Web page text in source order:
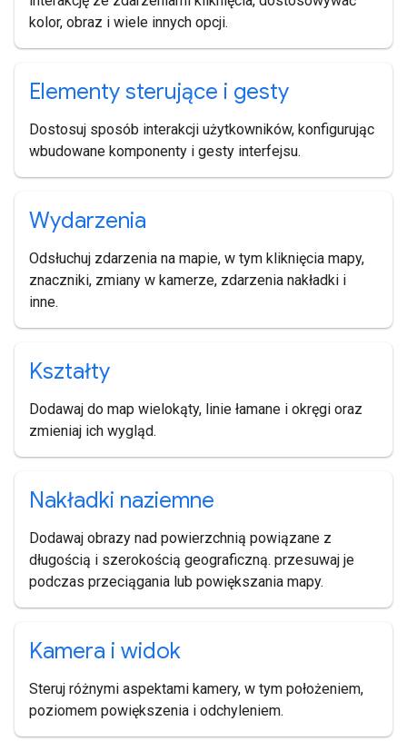
kolor, obraz i wiele innych opcji.
Elementy sterujące i gesty
Dostosuj sposób interakcji użytkowników, konfigurując
wbudowane komponenty i gesty interfejsu.
Wydarzenia
Odsłuchuj zdarzenia na mapie, w tym kliknięcia mapy,
znaczniki, zmiany w kamerze, zdarzenia nakładki i
inne.
Kształty
Dodawaj do map wielokąty, linie łamane i okręgi oraz
zmieniaj ich wygląd.
Nakładki naziemne
Dodawaj obrazy nad powierzchnią powiązane z
długością i szerokością geograficzną. przesuwaj je
podczas przeciągania lub powiększania mapy.
Kamera i widok
Steruj różnymi aspektami kamery, w tym położeniem,
poziomem powiększenia i odchyleniem.